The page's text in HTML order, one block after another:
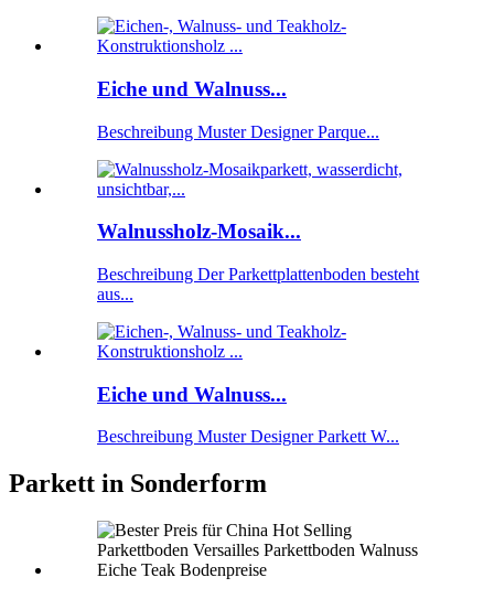
Eiche und Walnuss...
Beschreibung Muster Designer Parque...
Walnussholz-Mosaik...
Beschreibung Der Parkettplattenboden besteht
aus...
Eiche und Walnuss...
Beschreibung Muster Designer Parkett W...
Parkett in Sonderform